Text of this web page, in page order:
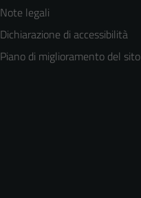
Note legali
Dichiarazione di accessibilità
Piano di miglioramento del sito